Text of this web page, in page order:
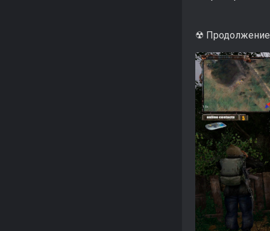
☢